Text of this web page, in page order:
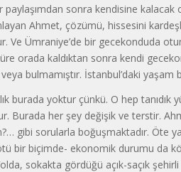
paylaşımdan sonra kendisine
Ahmet, çözümü, hissesini
Ve Üm­raniye’de bir gecekonduda
orada kaldıktan sonra kendi
bulmamıştır. İstanbul’daki yaşam
burada yoktur çünkü. O hep tanıdık
Burada her şey değişik ve terstir.
gibi sorularla boğuşmaktadır. Öte
bir biçimde- ekonomik durumu da
sokakta gördüğü açık-saçık